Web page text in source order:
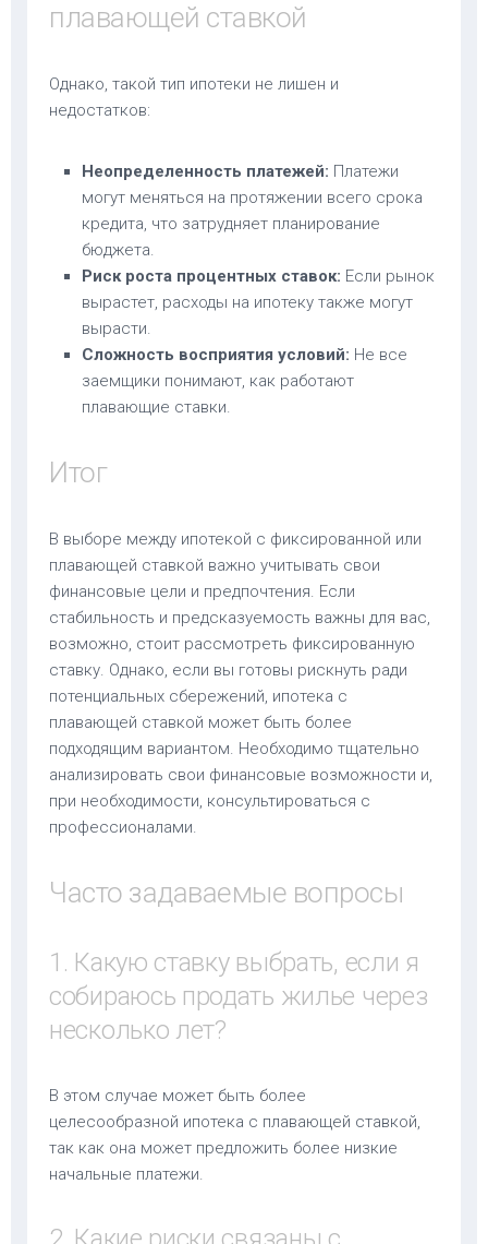
плавающей ставкой
Однако, такой тип ипотеки не лишен и
недостатков:
Неопределенность платежей: Платежи
могут меняться на протяжении всего срока
кредита, что затрудняет планирование
бюджета.
Риск роста процентных ставок: Если рынок
вырастет, расходы на ипотеку также могут
вырасти.
Сложность восприятия условий: Не все
заемщики понимают, как работают
плавающие ставки.
Итог
В выборе между ипотекой с фиксированной или
плавающей ставкой важно учитывать свои
финансовые цели и предпочтения. Если
стабильность и предсказуемость важны для вас,
возможно, стоит рассмотреть фиксированную
ставку. Однако, если вы готовы рискнуть ради
потенциальных сбережений, ипотека с
плавающей ставкой может быть более
подходящим вариантом. Необходимо тщательно
анализировать свои финансовые возможности и,
при необходимости, консультироваться с
профессионалами.
Часто задаваемые вопросы
1. Какую ставку выбрать, если я
собираюсь продать жилье через
несколько лет?
В этом случае может быть более
целесообразной ипотека с плавающей ставкой,
так как она может предложить более низкие
начальные платежи.